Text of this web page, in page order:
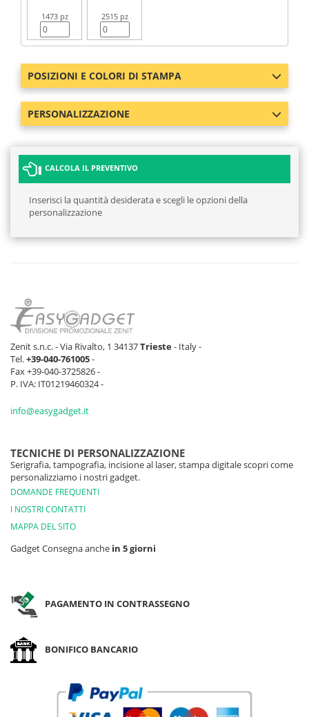
1473 pz 2515 pz
POSIZIONI E COLORI DI STAMPA
PERSONALIZZAZIONE
CALCOLA IL PREVENTIVO
Inserisci la quantità desiderata e scegli le opzioni della
personalizzazione
Zenit s.n.c. - Via Rivalto, 1 34137Trieste- Italy -
Tel.+39-040-761005-
Fax +39-040-3725826 -
P. IVA: IT01219460324 -
info@easygadget.it
TECNICHE DI PERSONALIZZAZIONE
Serigrafia, tampografia, incisione al laser, stampa digitale scopri come
personalizziamo i nostri gadget.
DOMANDE FREQUENTI
I NOSTRI CONTATTI
MAPPA DEL SITO
Gadget Consegna anche in 5 giorni
PAGAMENTO IN CONTRASSEGNO
BONIFICO BANCARIO